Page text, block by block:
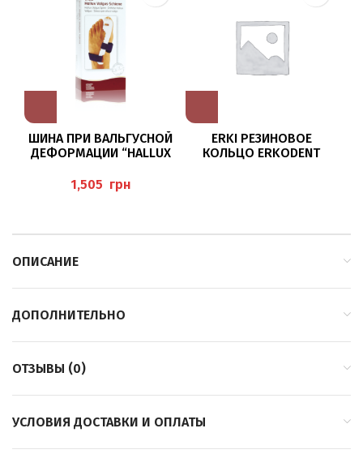
ШИНА ПРИ ВАЛЬГУСНОЙ
ДЕФОРМАЦИИ “HALLUX
ПРАВАЯ СТОРОНА BORT
грн
ERKI РЕЗИНОВОЕ
КОЛЬЦО ERKODENT
ОПИСАНИЕ
ДОПОЛНИТЕЛЬНО
ОТЗЫВЫ (0)
УСЛОВИЯ ДОСТАВКИ И ОПЛАТЫ